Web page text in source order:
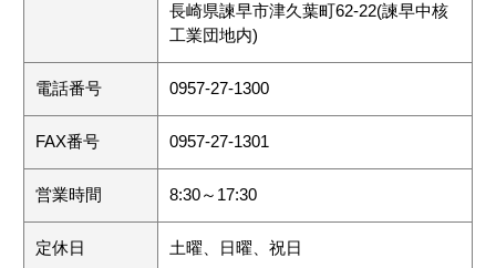
長崎県諫早市津久葉町62-22(諫早中核
工業団地内)
電話番号 0957-27-1300
FAX番号 0957-27-1301
営業時間 8:30～17:30
定休日 土曜、日曜、祝日